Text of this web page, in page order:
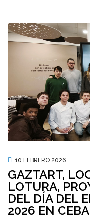
10 FEBRERO 2026
GAZTART,
LOTURA,
DEL DÍA DEL
2026 EN